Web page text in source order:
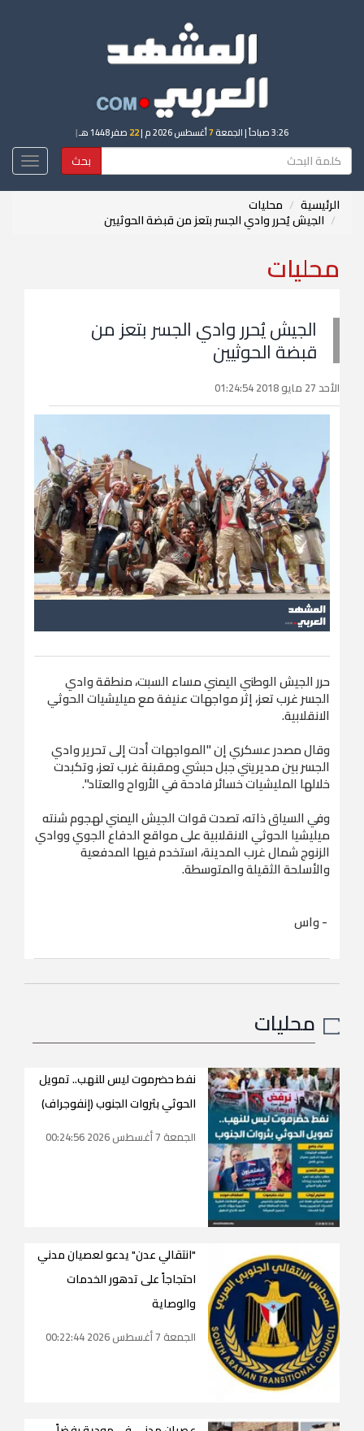
3:26 صباحاً | الجمعة7أغسطس 2026 م | 22 صفر 1448 هـ |
بحث
الرئيسية محليات
الجيش يُحرر وادي الجسر بتعز من قبضة الحوثيين
محليات
الجيش يُحرر وادي الجسر بتعز من
قبضة الحوثيين
الأحد 27 مايو 2018 01:24:54
حرر الجيش الوطني اليمني مساء السبت، منطقة وادي
الجسر غرب تعز، إثر مواجهات عنيفة مع ميليشيات الحوثي
الانقلابية.
وقال مصدر عسكري إن "المواجهات أدت إلى تحرير وادي
الجسر بين مديريتي جبل حبشي ومقبنة غرب تعز، وتكبدت
خلالها المليشيات خسائر فادحة في الأرواح والعتاد".
وفي السياق ذاته، تصدت قوات الجيش اليمني لهجوم شنته
ميليشيا الحوثي الانقلابية على مواقع الدفاع الجوي ووادي
الزنوج شمال غرب المدينة، استخدم فيها المدفعية
والأسلحة الثقيلة والمتوسطة.
- واس
محليات
نفط حضرموت ليس للنهب.. تمويل
الحوثي بثروات الجنوب (إنفوجراف)
الجمعة 7 أغسطس 2026 00:24:56
"انتقالي عدن" يدعو لعصيان مدني
احتجاجاً على تدهور الخدمات
والوصاية
الجمعة 7 أغسطس 2026 00:22:44